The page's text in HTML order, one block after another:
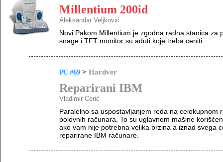
Millentium 200id
Aleksandar Veljković
Novi Pakom Millentium je zgodna radna stanica
snage i TFT monitor su aduti koje treba ceniti.
PC #69 > Hardver
Reparirani IBM
Vladimir Cerić
Paralelno sa uspostavljanjem reda na celokupnom
polovnih računara. To su uglavnom mašine
ako vam nije potrebna velika brzina a iznad svega
reparirane IBM računare.